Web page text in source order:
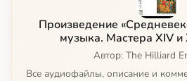
Anna Mater Matris Christi
11 There is no rose of such virtue
Произведение
музыка. Мастера XIV и
Автор: The Hilliard
Все аудиофайлы, описание и